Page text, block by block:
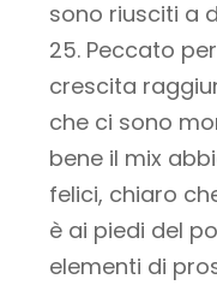
sono riusciti a
25. Peccato
crescita
che ci sono
bene il mix
felici, chiaro
è ai piedi del
elementi di